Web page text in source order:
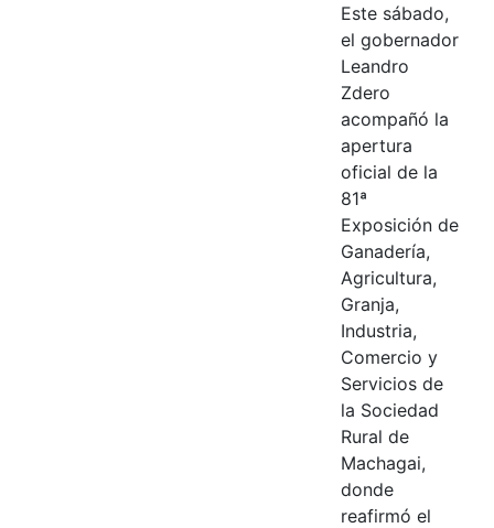
Este sábado,
el gobernador
Leandro
Zdero
acompañó la
apertura
oficial de la
81ª
Exposición de
Ganadería,
Agricultura,
Granja,
Industria,
Comercio y
Servicios de
la Sociedad
Rural de
Machagai,
donde
reafirmó el